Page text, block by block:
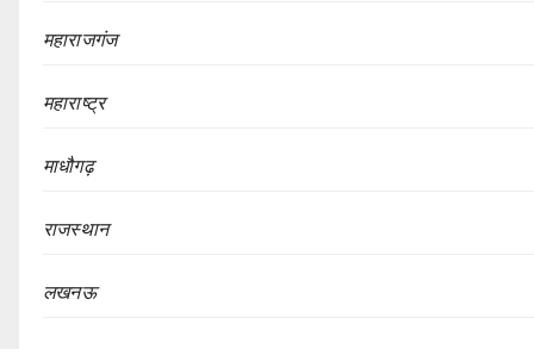
महाराजगंज
महाराष्ट्र
माधौगढ़
राजस्थान
लखनऊ